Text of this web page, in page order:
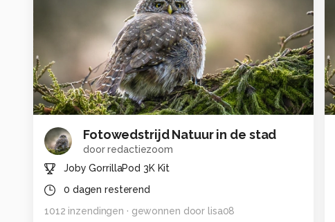
Fotowedstrijd Natuur in de stad
doorredactiezoom
Joby GorrillaPod 3K Kit
0 dagen resterend
1012 inzendingen · gewonnen door lisa08